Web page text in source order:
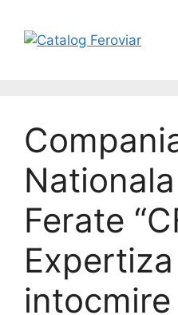
Ferate
intocmire